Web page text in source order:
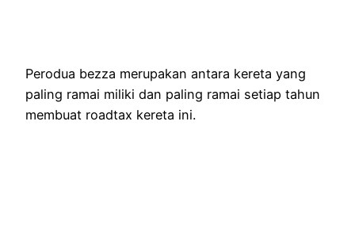
Perodua bezza merupakan antara kereta yang
paling ramai miliki dan paling ramai setiap tahun
membuat roadtax kereta ini.